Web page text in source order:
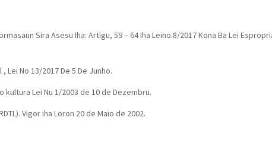
Sira Asesu Iha: Artigu, 59 – 64 Iha Leino.8/2017 Kona Ba Lei
Lei No 13/2017 De 5 De Junho.
Lei Nu 1/2003 de 10 de Dezembru.
Vigor iha Loron 20 de Maio de 2002.